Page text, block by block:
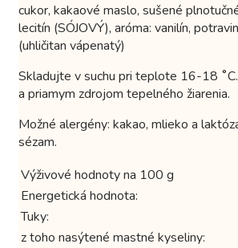
cukor, kakaové maslo, sušené
lecitín (SÓJOVÝ), aróma: vanilín,
(uhličitan vápenatý)
Skladujte v suchu pri teplote 16-18
a priamym zdrojom tepelného žiarenia.
Možné alergény: kakao, mlieko a
sézam.
Výživové hodnoty na 100 g
Energetická hodnota:
Tuky:
z toho nasýtené mastné kyseliny: